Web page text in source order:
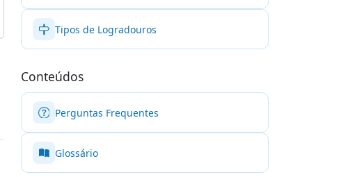
Tipos de Logradouros
Conteúdos
Perguntas Frequentes
Glossário